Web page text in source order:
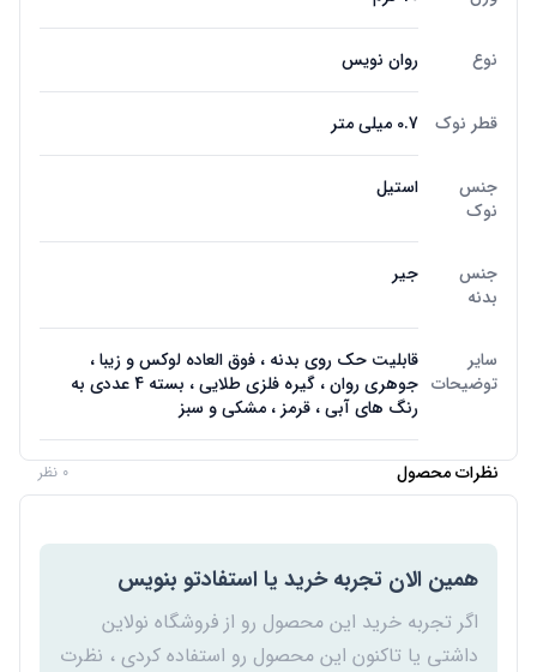
نوع روان نویس
قطر نوک 0.7 میلی متر
جنس
نوک
استیل
جنس
بدنه
جیر
سایر
توضیحات
قابلیت حک روی بدنه ، فوق العاده لوکس و زیبا ،
جوهری روان ، گیره فلزی طلایی ، بسته 4 عددی به
رنگ های آبی ، قرمز ، مشکی و سبز
نظرات محصول 0 نظر
همین الان تجربه خرید یا استفادتو بنویس
اگر تجربه خرید این محصول رو از فروشگاه نولاین
داشتی یا تاکنون این محصول رو استفاده کردی ، نظرت